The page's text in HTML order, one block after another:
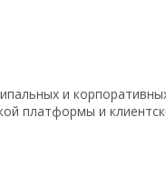
и
платформы и